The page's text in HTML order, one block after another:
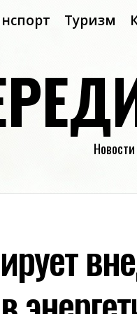
Туризм